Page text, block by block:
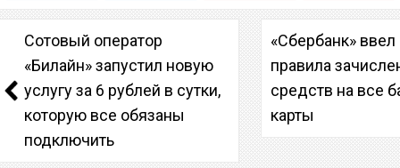
Сотовый оператор
«Билайн» запустил новую
услугу за 6 рублей в сутки,
которую все обязаны
подключить
«Сбербанк»
правила
средств на все
карты